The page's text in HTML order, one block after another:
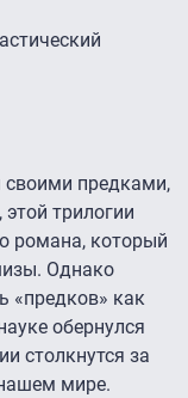
предками,
трилогии
романа, который
Однако
«предков» как
обернулся
столкнутся за
мире.